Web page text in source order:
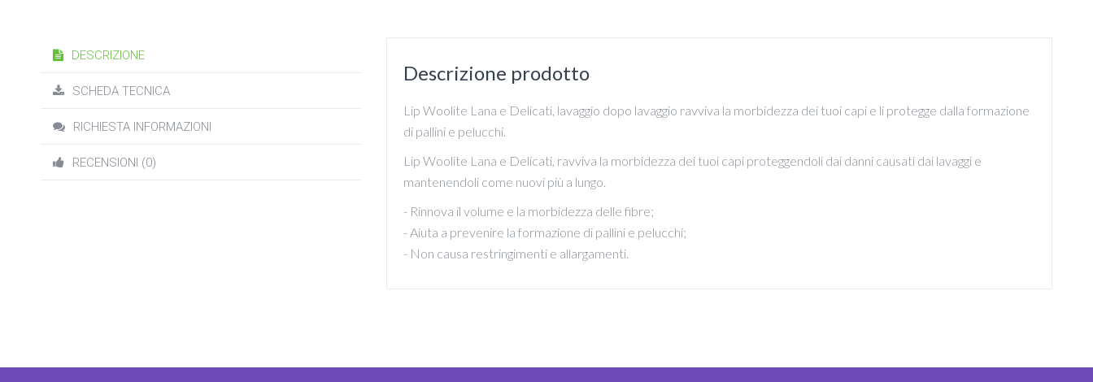
DESCRIZIONE
SCHEDA TECNICA
RICHIESTA INFORMAZIONI
RECENSIONI (0)
Descrizione prodotto
Lip Woolite Lana e Delicati, lavaggio dopo lavaggio ravviva la morbidezza dei tuoi capi e li protegge dalla formazione
di pallini e pelucchi.
Lip Woolite Lana e Delicati, ravviva la morbidezza dei tuoi capi proteggendoli dai danni causati dai lavaggi e
mantenendoli come nuovi più a lungo.
- Rinnova il volume e la morbidezza delle fibre;
- Aiuta a prevenire la formazione di pallini e pelucchi;
- Non causa restringimenti e allargamenti.